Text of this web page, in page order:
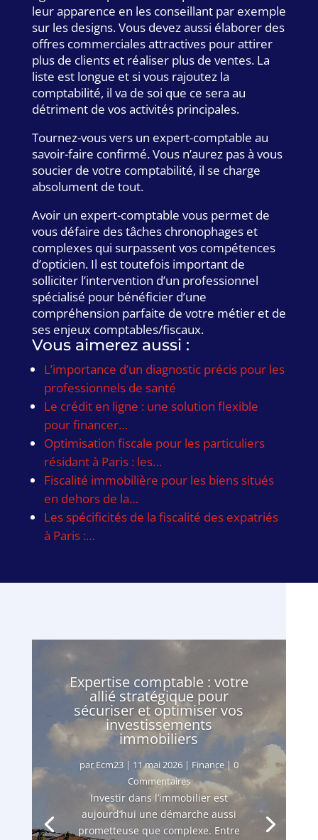
leur apparence en les conseillant par exemple
sur les designs. Vous devez aussi élaborer des
offres commerciales attractives pour attirer
plus de clients et réaliser plus de ventes. La
liste est longue et si vous rajoutez la
comptabilité, il va de soi que ce sera au
détriment de vos activités principales.
Tournez-vous vers un expert-comptable au
savoir-faire confirmé. Vous n’aurez pas à vous
soucier de votre comptabilité, il se charge
absolument de tout.
Avoir un expert-comptable vous permet de
vous défaire des tâches chronophages et
complexes qui surpassent vos compétences
d’opticien. Il est toutefois important de
solliciter l’intervention d’un professionnel
spécialisé pour bénéficier d’une
compréhension parfaite de votre métier et de
ses enjeux comptables/fiscaux.
Vous aimerez aussi :
L’importance d’un diagnostic précis pour les
professionnels de santé
Le crédit en ligne : une solution flexible
pour financer…
Optimisation fiscale pour les particuliers
résidant à Paris : les…
Fiscalité immobilière pour les biens situés
en dehors de la…
Les spécificités de la fiscalité des expatriés
à Paris :…
Expertise comptable : votre
allié stratégique pour
sécuriser et optimiser vos
investissements
immobiliers
parEcm23| 11 mai 2026| Finance| 0
Commentaires
Investir dans l’immobilier est
aujourd’hui une démarche aussi
prometteuse que complexe. Entre